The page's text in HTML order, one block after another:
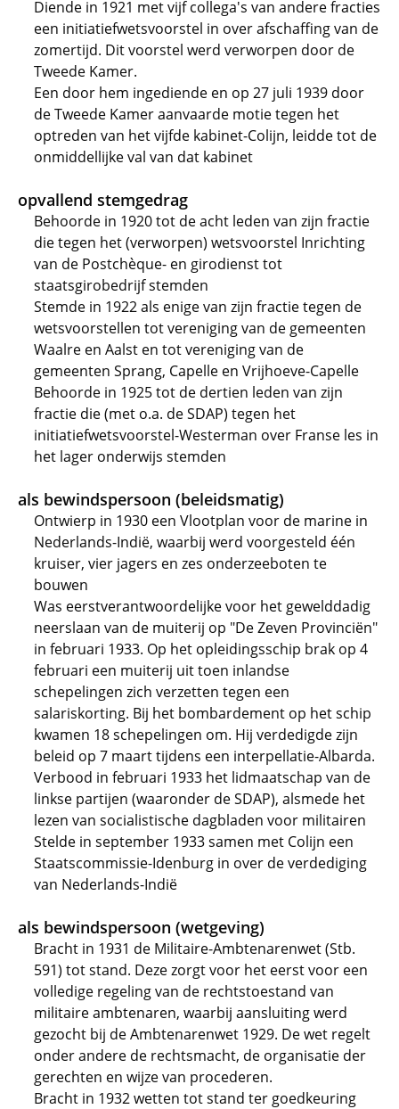
Diende in 1921 met vijf collega's van andere fracties
een initiatiefwetsvoorstel in over afschaffing van de
zomertijd. Dit voorstel werd verworpen door de
Tweede Kamer.
Een door hem ingediende en op 27 juli 1939 door
de Tweede Kamer aanvaarde motie tegen het
optreden van het vijfde kabinet-Colijn, leidde tot de
onmiddellijke val van dat kabinet
opvallend stemgedrag
Behoorde in 1920 tot de acht leden van zijn fractie
die tegen het (verworpen) wetsvoorstel Inrichting
van de Postchèque- en girodienst tot
staatsgirobedrijf stemden
Stemde in 1922 als enige van zijn fractie tegen de
wetsvoorstellen tot vereniging van de gemeenten
Waalre en Aalst en tot vereniging van de
gemeenten Sprang, Capelle en Vrijhoeve-Capelle
Behoorde in 1925 tot de dertien leden van zijn
fractie die (met o.a. de SDAP) tegen het
initiatiefwetsvoorstel-Westerman over Franse les in
het lager onderwijs stemden
als bewindspersoon (beleidsmatig)
Ontwierp in 1930 een Vlootplan voor de marine in
Nederlands-Indië, waarbij werd voorgesteld één
kruiser, vier jagers en zes onderzeeboten te
bouwen
Was eerstverantwoordelijke voor het gewelddadig
neerslaan van de muiterij op "De Zeven Provinciën"
in februari 1933. Op het opleidingsschip brak op 4
februari een muiterij uit toen inlandse
schepelingen zich verzetten tegen een
salariskorting. Bij het bombardement op het schip
kwamen 18 schepelingen om. Hij verdedigde zijn
beleid op 7 maart tijdens een interpellatie-Albarda.
Verbood in februari 1933 het lidmaatschap van de
linkse partijen (waaronder de SDAP), alsmede het
lezen van socialistische dagbladen voor militairen
Stelde in september 1933 samen met Colijn een
Staatscommissie-Idenburg in over de verdediging
van Nederlands-Indië
als bewindspersoon (wetgeving)
Bracht in 1931 de Militaire-Ambtenarenwet (Stb.
591) tot stand. Deze zorgt voor het eerst voor een
volledige regeling van de rechtstoestand van
militaire ambtenaren, waarbij aansluiting werd
gezocht bij de Ambtenarenwet 1929. De wet regelt
onder andere de rechtsmacht, de organisatie der
gerechten en wijze van procederen.
Bracht in 1932 wetten tot stand ter goedkeuring